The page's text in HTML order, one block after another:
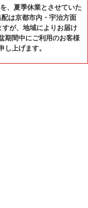
、夏季休業とさせていた
は京都市内・宇治方面
が、地域によりお届け
期間中にご利用のお客様
上げます。